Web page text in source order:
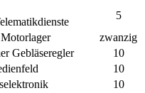
5
zwanzig
Gebläseregler
10
10
10